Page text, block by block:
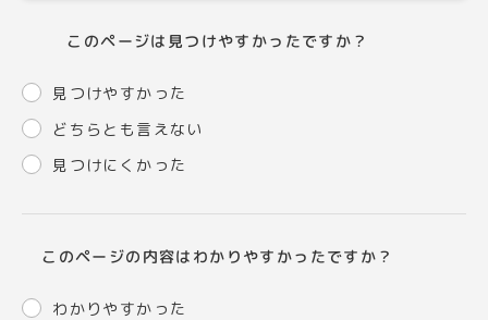
このページは見つけやすかったですか？
見つけやすかった
どちらとも言えない
見つけにくかった
このページの内容はわかりやすかったですか？
わかりやすかった